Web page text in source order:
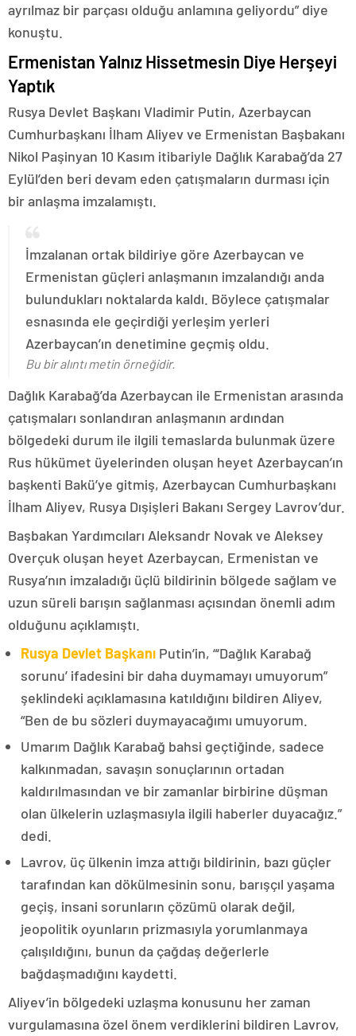
ayrılmaz bir parçası olduğu anlamına geliyordu” diye
konuştu.
Ermenistan Yalnız Hissetmesin Diye Herşeyi
Yaptık
Rusya Devlet Başkanı Vladimir Putin, Azerbaycan
Cumhurbaşkanı İlham Aliyev ve Ermenistan Başbakanı
Nikol Paşinyan 10 Kasım itibariyle Dağlık Karabağ’da 27
Eylül’den beri devam eden çatışmaların durması için
bir anlaşma imzalamıştı.
İmzalanan ortak bildiriye göre Azerbaycan ve
Ermenistan güçleri anlaşmanın imzalandığı anda
bulundukları noktalarda kaldı. Böylece çatışmalar
esnasında ele geçirdiği yerleşim yerleri
Azerbaycan’ın denetimine geçmiş oldu.
Bu bir alıntı metin örneğidir.
Dağlık Karabağ’da Azerbaycan ile Ermenistan arasında
çatışmaları sonlandıran anlaşmanın ardından
bölgedeki durum ile ilgili temaslarda bulunmak üzere
Rus hükümet üyelerinden oluşan heyet Azerbaycan’ın
başkenti Bakü’ye gitmiş, Azerbaycan Cumhurbaşkanı
İlham Aliyev, Rusya Dışişleri Bakanı Sergey Lavrov’dur.
Başbakan Yardımcıları Aleksandr Novak ve Aleksey
Overçuk oluşan heyet Azerbaycan, Ermenistan ve
Rusya’nın imzaladığı üçlü bildirinin bölgede sağlam ve
uzun süreli barışın sağlanması açısından önemli adım
olduğunu açıklamıştı.
Rusya Devlet Başkanı Putin’in, “‘Dağlık Karabağ
sorunu’ ifadesini bir daha duymamayı umuyorum”
şeklindeki açıklamasına katıldığını bildiren Aliyev,
“Ben de bu sözleri duymayacağımı umuyorum.
Umarım Dağlık Karabağ bahsi geçtiğinde, sadece
kalkınmadan, savaşın sonuçlarının ortadan
kaldırılmasından ve bir zamanlar birbirine düşman
olan ülkelerin uzlaşmasıyla ilgili haberler duyacağız.”
dedi.
Lavrov, üç ülkenin imza attığı bildirinin, bazı güçler
tarafından kan dökülmesinin sonu, barışçıl yaşama
geçiş, insani sorunların çözümü olarak değil,
jeopolitik oyunların prizmasıyla yorumlanmaya
çalışıldığını, bunun da çağdaş değerlerle
bağdaşmadığını kaydetti.
Aliyev’in bölgedeki uzlaşma konusunu her zaman
vurgulamasına özel önem verdiklerini bildiren Lavrov,